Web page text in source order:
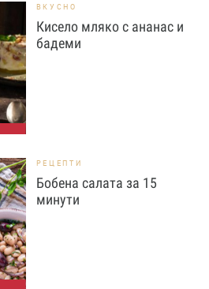
ВКУСНО
Кисело мляко с ананас и
бадеми
РЕЦЕПТИ
Бобена салата за 15
минути